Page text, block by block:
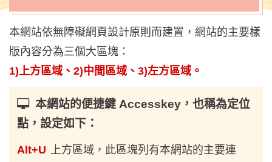
本網站依無障礙網頁設計原則而建置，網站的主要樣
版內容分為三個大區塊：
1)上方區域、2)中間區域、3)左方區域。
本網站的便捷鍵 Accesskey，也稱為定位
點，設定如下：
Alt+U
上方區域，此區塊列有本網站的主要連